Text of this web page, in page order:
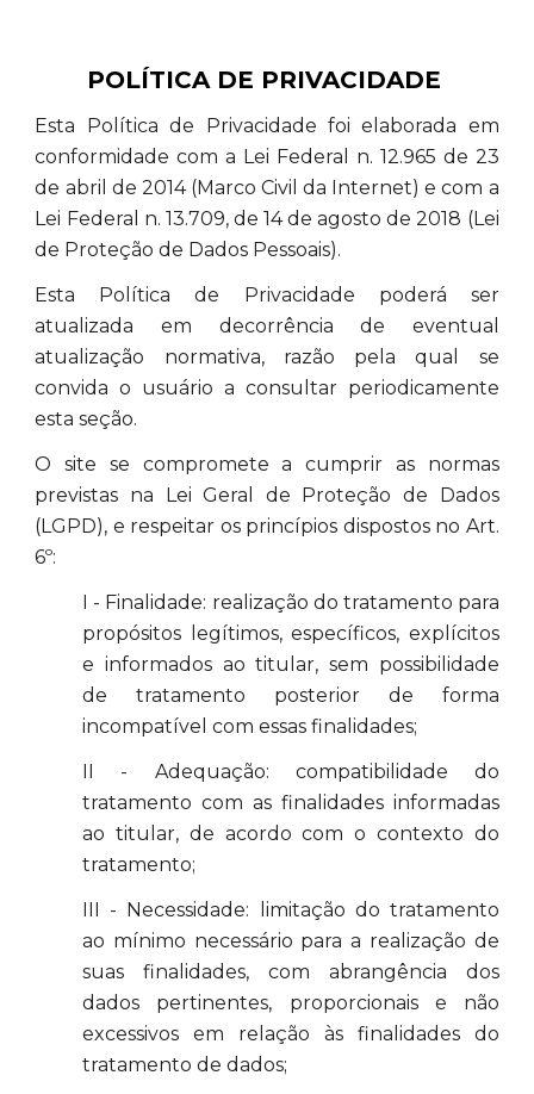
POLÍTICA DE PRIVACIDADE
Esta Política de Privacidade foi elaborada em
conformidade com a Lei Federal n. 12.965 de 23
de abril de 2014 (Marco Civil da Internet) e com a
Lei Federal n. 13.709, de 14 de agosto de 2018 (Lei
de Proteção de Dados Pessoais).
Esta Política de Privacidade poderá ser
atualizada em decorrência de eventual
atualização normativa, razão pela qual se
convida o usuário a consultar periodicamente
esta seção.
O site se compromete a cumprir as normas
previstas na Lei Geral de Proteção de Dados
(LGPD), e respeitar os princípios dispostos no Art.
6º:
I - Finalidade: realização do tratamento para
propósitos legítimos, específicos, explícitos
e informados ao titular, sem possibilidade
de tratamento posterior de forma
incompatível com essas finalidades;
II - Adequação: compatibilidade do
tratamento com as finalidades informadas
ao titular, de acordo com o contexto do
tratamento;
III - Necessidade: limitação do tratamento
ao mínimo necessário para a realização de
suas finalidades, com abrangência dos
dados pertinentes, proporcionais e não
excessivos em relação às finalidades do
tratamento de dados;